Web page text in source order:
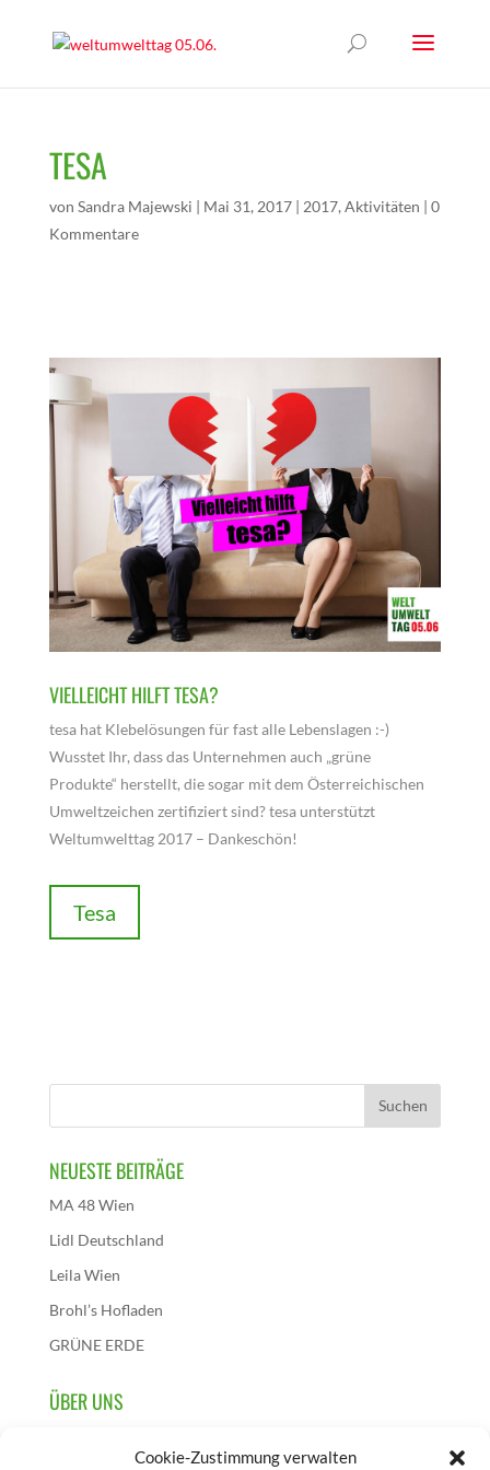
Cookie-Zustimmung verwalten
TESA
von Sandra Majewski | Mai 31, 2017| 2017, Aktivitäten | 0
Kommentare
VIELLEICHT HILFT TESA?
tesa hat Klebelösungen für fast alle Lebenslagen :-)
Wusstet Ihr, dass das Unternehmen auch „grüne
Produkte“ herstellt, die sogar mit dem Österreichischen
Umweltzeichen zertifiziert sind? tesa unterstützt
Weltumwelttag 2017 – Dankeschön!
Tesa
NEUESTE BEITRÄGE
MA 48 Wien
Lidl Deutschland
Leila Wien
Brohl’s Hofladen
GRÜNE ERDE
ÜBER UNS
Aktionstages und initiieren, sammeln und berichten über